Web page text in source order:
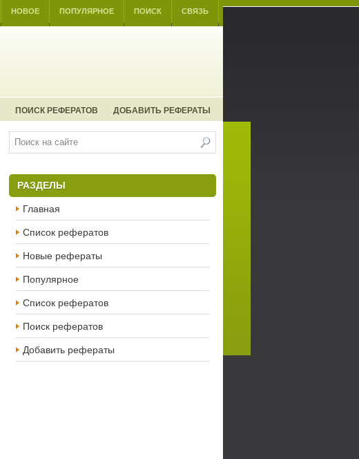
НОВОЕ ПОПУЛЯРНОЕ ПОИСК СВЯЗЬ
ПОИСК РЕФЕРАТОВ ДОБАВИТЬ РЕФЕРАТЫ
РАЗДЕЛЫ
Главная
Список рефератов
Новые рефераты
Популярное
Список рефератов
Поиск рефератов
Добавить рефераты